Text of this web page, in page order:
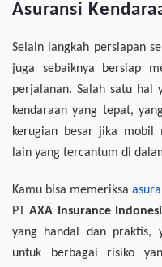
Asuransi
Selain langkah persiapan
juga sebaiknya bersiap
perjalanan. Salah satu hal
kendaraan yang tepat,
kerugian besar jika mobil
lain yang tercantum di
Kamu bisa memeriksa
PTAXA Insurance
yang handal dan praktis,
untuk berbagai risiko